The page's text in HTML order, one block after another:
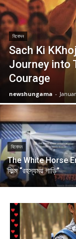
বিনোদন
Sach Ki
Journey into
Courage
newshungama -
বিনোদন
The White Horse
ফিল্ম “রহস্যময় গাড়ি”